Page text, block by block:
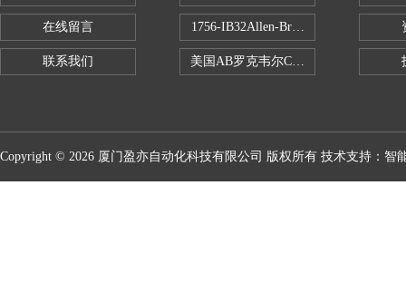
在线留言
联系我们
1756-IB32Allen-Bradley1756IB32数字
美国AB罗克韦尔CPU处理器
Copyright © 2026 厦门盈亦自动化科技有限公司 版权所有 技术支持： 智